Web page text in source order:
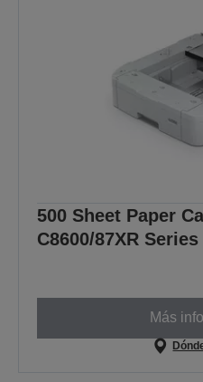
500 Sheet Paper
C8600/87XR Series
Más